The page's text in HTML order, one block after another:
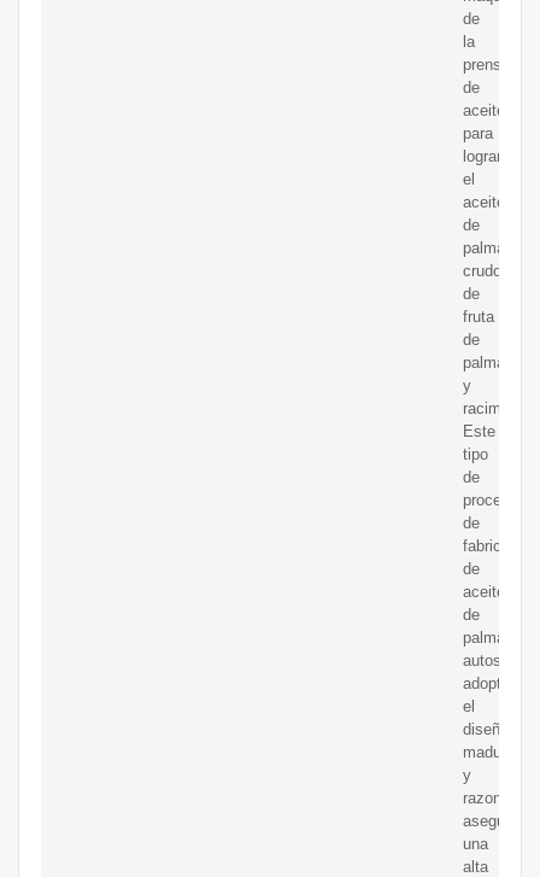
de
la
prensa
de
aceite
para
lograr
el
aceite
de
palma
crudo
de
fruta
de
palma
y
racimos.
Este
tipo
de
proceso
de
fabricación
de
aceite
de
palma
adopta
el
diseño
maduro
y
razonable,
una
alta